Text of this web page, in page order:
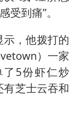
受到痛”。
，他拨打的
）一家
5份虾仁炒
芝士云吞和